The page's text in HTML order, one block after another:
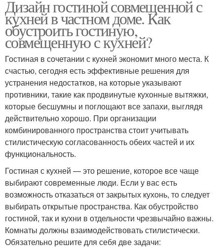
Дизайн гостиной совмещенной с
кухней в частном доме. Как
обустроить гостиную,
совмещенную с кухней?
Гостиная в сочетании с кухней экономит много места. К
счастью, сегодня есть эффективные решения для
устранения недостатков, на которые указывают
противники, такие как продвинутые кухонные вытяжки,
которые бесшумны и поглощают все запахи, выглядя
действительно хорошо. При организации
комбинированного пространства стоит учитывать
стилистическую согласованность обеих частей и их
функциональность.
Гостиная с кухней — это решение, которое все чаще
выбирают современные люди. Если у вас есть
возможность отказаться от закрытых кухонь, то следует
выбирать открытые пространства. Как обустройство
гостиной, так и кухни в отдельности чрезвычайно важны.
Комнаты должны взаимодействовать стилистически.
Обязательно решите для себя две задачи: